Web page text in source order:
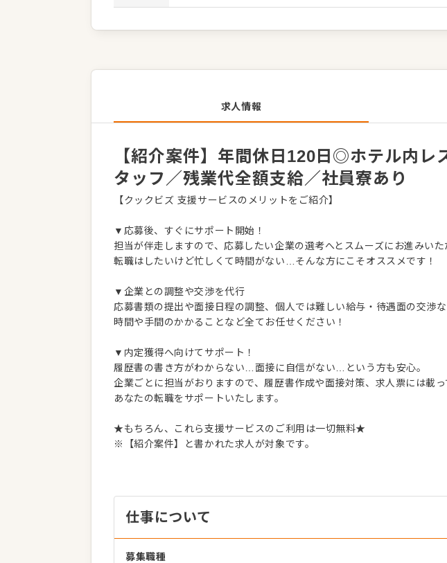
やすい環境を作るための福利厚生が整っております。 年
求人情報
【紹介案件】年間休日120日◎ホテル内レ
タッフ／残業代全額支給／社員寮あり
【クックビズ 支援サービスのメリットをご紹介】
▼応募後、すぐにサポート開始！
担当が伴走しますので、応募したい企業の選考へとスムーズにお進みいた
転職はしたいけど忙しくて時間がない…そんな方にこそオススメです！
▼企業との調整や交渉を代行
応募書類の提出や面接日程の調整、個人では難しい給与・待遇面の交渉な
時間や手間のかかることなど全てお任せください！
▼内定獲得へ向けてサポート！
履歴書の書き方がわからない…面接に自信がない…という方も安心。
企業ごとに担当がおりますので、履歴書作成や面接対策、求人票には載
あなたの転職をサポートいたします。
★もちろん、これら支援サービスのご利用は一切無料★
※【紹介案件】と書かれた求人が対象です。
仕事について
募集職種